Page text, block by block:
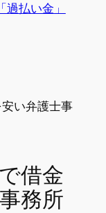
払い金」
借金
務所